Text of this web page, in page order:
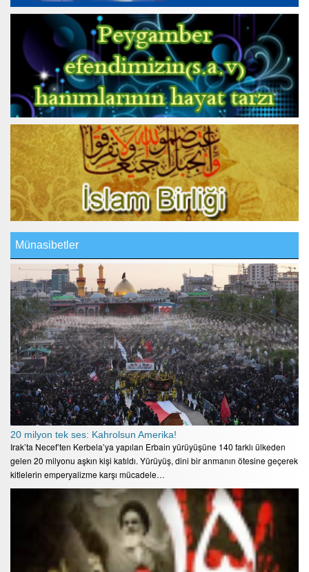
Münasibetler
20 milyon tek ses: Kahrolsun Amerika!
Irak’ta Necef’ten Kerbela’ya yapılan Erbain yürüyüşüne 140 farklı ülkeden
gelen 20 milyonu aşkın kişi katıldı. Yürüyüş, dini bir anmanın ötesine geçerek
kitlelerin emperyalizme karşı mücadele…